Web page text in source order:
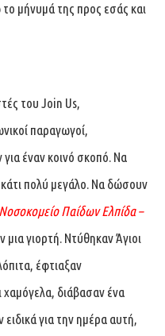
μήνυμά της προς εσάς και
του Join Us,
παραγωγοί,
για έναν κοινό σκοπό. Να
κάτι πολύ μεγάλο. Να δώσουν
Παίδων Ελπίδα –
μια γιορτή. Ντύθηκαν Άγιοι
έφτιαξαν
διάβασαν ένα
για την ημέρα αυτή,